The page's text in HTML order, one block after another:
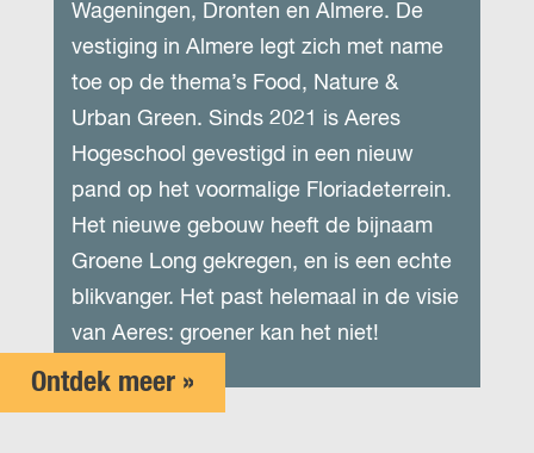
Wageningen, Dronten en Almere. De
vestiging in Almere legt zich met name
toe op de thema’s Food, Nature &
Urban Green. Sinds 2021 is Aeres
Hogeschool gevestigd in een nieuw
pand op het voormalige Floriadeterrein.
Het nieuwe gebouw heeft de bijnaam
Groene Long gekregen, en is een echte
blikvanger. Het past helemaal in de visie
van Aeres: groener kan het niet!
Ontdek meer »